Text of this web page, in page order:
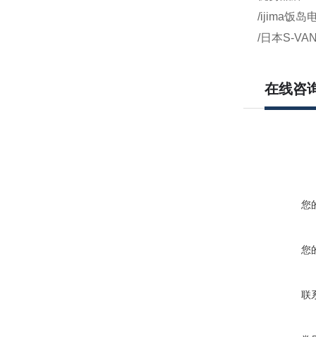
/ijima饭岛
/日本S-
在线咨
您
您
联